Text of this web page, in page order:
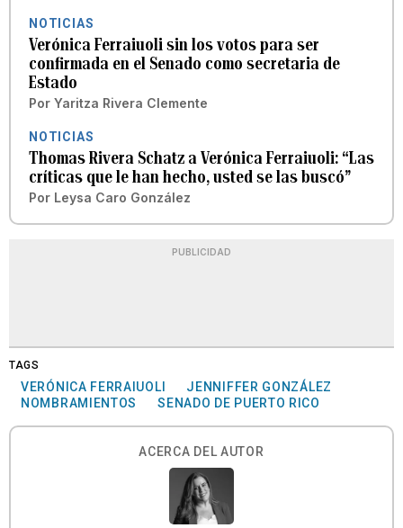
NOTICIAS
Verónica Ferraiuoli sin los votos para ser
confirmada en el Senado como secretaria de
Estado
Por Yaritza Rivera Clemente
NOTICIAS
Thomas Rivera Schatz a Verónica Ferraiuoli: “Las
críticas que le han hecho, usted se las buscó”
Por Leysa Caro González
PUBLICIDAD
TAGS
VERÓNICA FERRAIUOLI
JENNIFFER GONZÁLEZ
NOMBRAMIENTOS
SENADO DE PUERTO RICO
ACERCA DEL AUTOR